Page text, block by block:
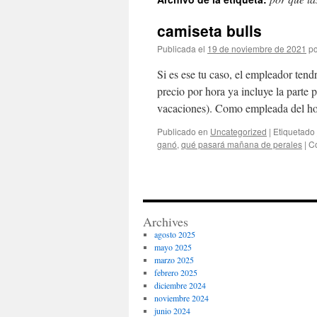
contenido
camiseta bulls
Publicada el 19 de noviembre de 2021
Si es ese tu caso, el empleador
precio por hora ya incluye la parte
vacaciones). Como empleada del
Publicado en Uncategorized | Etiquetado
ganó, qué pasará mañana de perales |
Archives
agosto 2025
mayo 2025
marzo 2025
febrero 2025
diciembre 2024
noviembre 2024
junio 2024